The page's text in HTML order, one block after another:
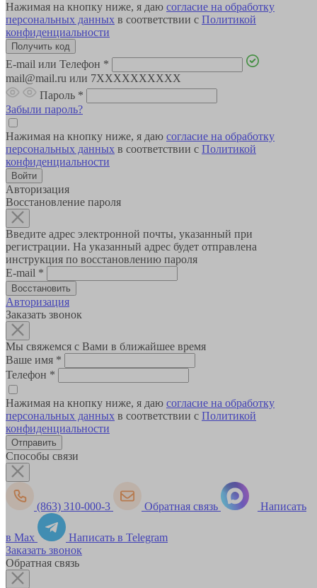
Нажимая на кнопку ниже, я даю согласие на обработку
персональных данных в соответствии с Политикой
конфиденциальности
E-mail или Телефон *
mail@mail.ru или 7XXXXXXXXXX
Пароль *
Забыли пароль?
Нажимая на кнопку ниже, я даю согласие на обработку
персональных данных в соответствии с Политикой
конфиденциальности
Авторизация
Восстановление пароля
Введите адрес электронной почты, указанный при
регистрации. На указанный адрес будет отправлена
инструкция по восстановлению пароля
E-mail *
Авторизация
Заказать звонок
Мы свяжемся с Вами в ближайшее время
Ваше имя *
Телефон *
Нажимая на кнопку ниже, я даю согласие на обработку
персональных данных в соответствии с Политикой
конфиденциальности
Способы связи
(863) 310-000-3 Обратная связь Написать
в Max
Написать в Telegram
Заказать звонок
Обратная связь